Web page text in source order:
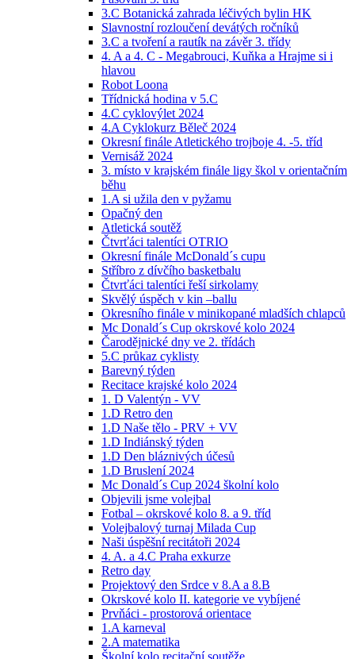
3.C Botanická zahrada léčivých bylin HK
Slavnostní rozloučení devátých ročníků
3.C a tvoření a rautík na závěr 3. třídy
4. A a 4. C - Megabrouci, Kuňka a Hrajme si i
hlavou
Robot Loona
Třídnická hodina v 5.C
4.C cyklovýlet 2024
4.A Cyklokurz Běleč 2024
Okresní finále Atletického trojboje 4. -5. tříd
Vernisáž 2024
3. místo v krajském finále ligy škol v orientačním
běhu
1.A si užila den v pyžamu
Opačný den
Atletická soutěž
Čtvrťáci talentíci OTRIO
Okresní finále McDonald´s cupu
Stříbro z dívčího basketbalu
Čtvrťáci talentíci řeší sirkolamy
Skvělý úspěch v kin –ballu
Okresního finále v minikopané mladších chlapců
Mc Donald´s Cup okrskové kolo 2024
Čarodějnické dny ve 2. třídách
5.C průkaz cyklisty
Barevný týden
Recitace krajské kolo 2024
1. D Valentýn - VV
1.D Retro den
1.D Naše tělo - PRV + VV
1.D Indiánský týden
1.D Den bláznivých účesů
1.D Bruslení 2024
Mc Donald´s Cup 2024 školní kolo
Objevili jsme volejbal
Fotbal – okrskové kolo 8. a 9. tříd
Volejbalový turnaj Milada Cup
Naši úspěšní recitátoři 2024
4. A. a 4.C Praha exkurze
Retro day
Projektový den Srdce v 8.A a 8.B
Okrskové kolo II. kategorie ve vybíjené
Prvňáci - prostorová orientace
1.A karneval
2.A matematika